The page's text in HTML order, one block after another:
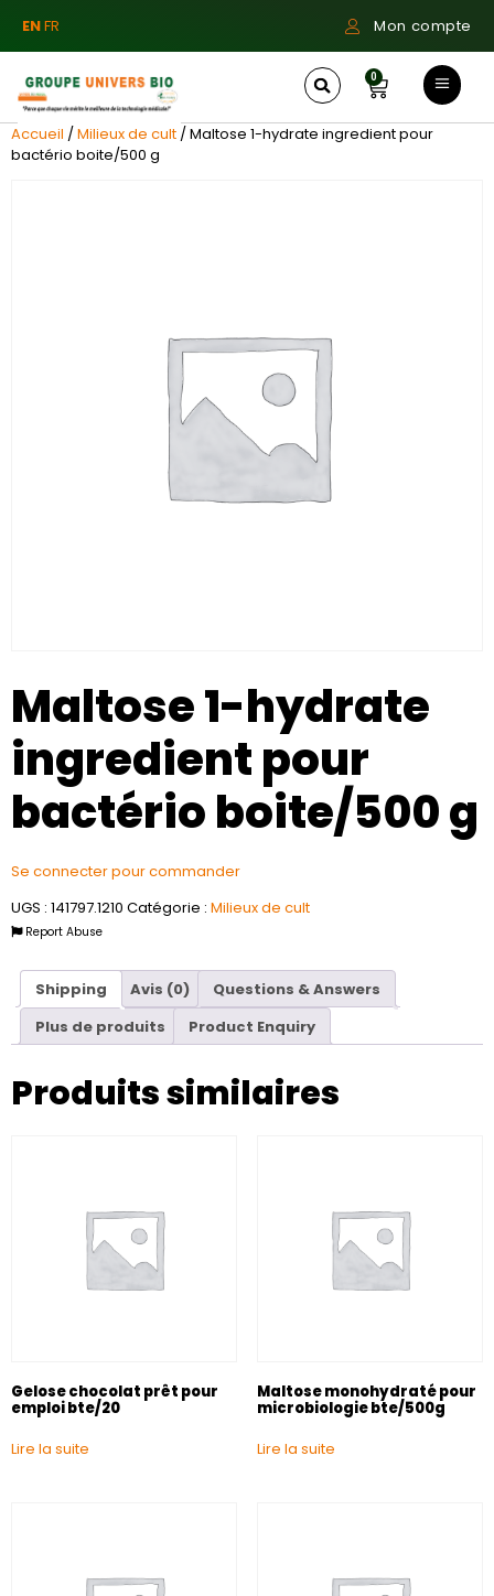
ENFR Mon compte
0
Accueil /Milieux de cult / Maltose 1-hydrate ingredient pour
bactério boite/500 g
Maltose 1-hydrate
ingredient pour
bactério boite/500 g
Se connecter pour commander
UGS : 141797.1210 Catégorie : Milieux de cult
Report Abuse
Shipping Avis (0)
Questions & Answers
Plus de produits
Product Enquiry
Produits similaires
Gelose chocolat prêt pour
emploi bte/20
Lire la suite
Maltose monohydraté pour
microbiologie bte/500g
Lire la suite